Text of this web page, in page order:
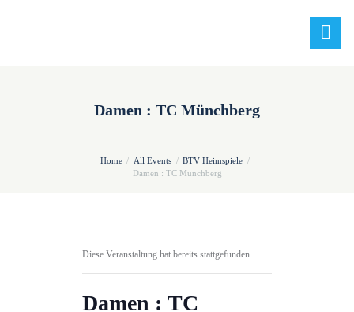
Damen : TC Münchberg
Home All Events
BTV Heimspiele
Damen : TC Münchberg
Diese Veranstaltung hat bereits stattgefunden.
Damen : TC